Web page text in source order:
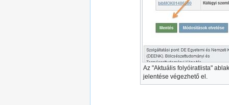
Az "Aktuális folyóiratlista"
jelentése végezhető el.